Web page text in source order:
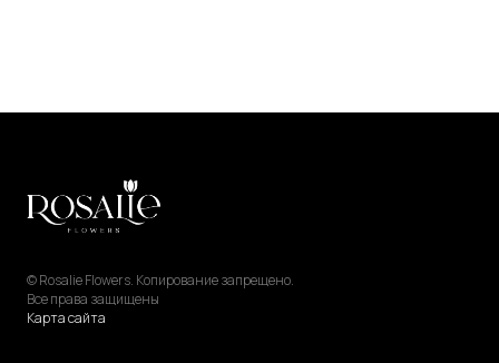
© Rosalie Flowers. Копирование запрещено.
Все права защищены
Карта сайта